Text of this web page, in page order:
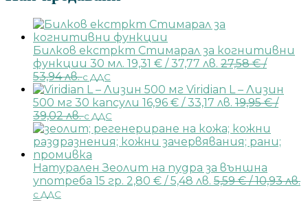
Билков екстркт Стимарал за когнитивни
функции 30 мл. 19,31 € / 37,77 лв. 27,58€/
53,94 лв.с ДДС
Viridian L – Лизин
500 мг 30 капсули 16,96 € / 33,17 лв. 19,95€/
39,02 лв.с ДДС
Натурален Зеолит на пудра за външна
употреба 15 гр. 2,80 € / 5,48 лв. 5,59€/ 10,93 лв.
с ДДС